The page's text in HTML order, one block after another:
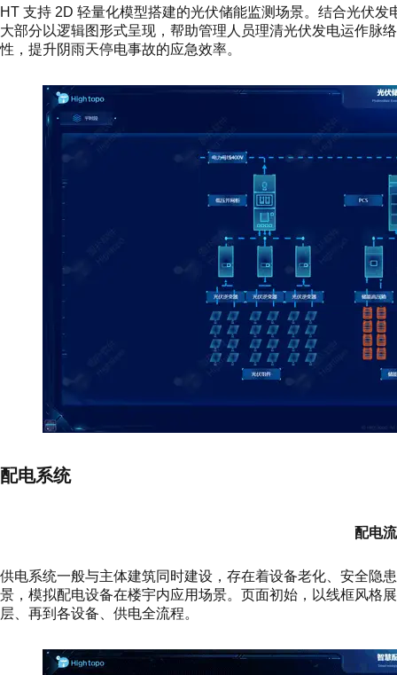
HT 支持 2D 轻量化模型搭建的光伏储能监测场景。结合光伏
大部分以逻辑图形式呈现，帮助管理人员理清光伏发电运作脉
性，提升阴雨天停电事故的应急效率。
配电系统
配电
供电系统一般与主体建筑同时建设，存在着设备老化、安全隐
景，模拟配电设备在楼宇内应用场景。页面初始，以线框风格
层、再到各设备、供电全流程。